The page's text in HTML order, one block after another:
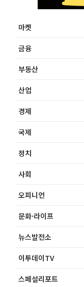
마켓
금융
부동산
산업
경제
국제
정치
사회
오피니언
문화·라이프
뉴스발전소
이투데이TV
스페셜리포트